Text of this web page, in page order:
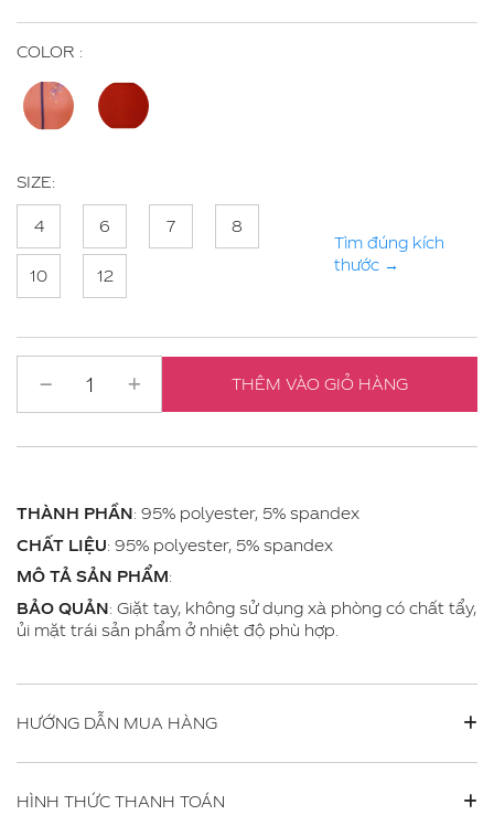
COLOR :
SIZE:
4 6 7 8
10 12
Tìm đúng kích
thước →
THÊM VÀO GIỎ HÀNG
THÀNH PHẦN: 95% polyester, 5% spandex
CHẤT LIỆU: 95% polyester, 5% spandex
MÔ TẢ SẢN PHẨM:
BẢO QUẢN: Giặt tay, không sử dụng xà phòng có chất tẩy,
ủi mặt trái sản phẩm ở nhiệt độ phù hợp.
HƯỚNG DẪN MUA HÀNG
HÌNH THỨC THANH TOÁN